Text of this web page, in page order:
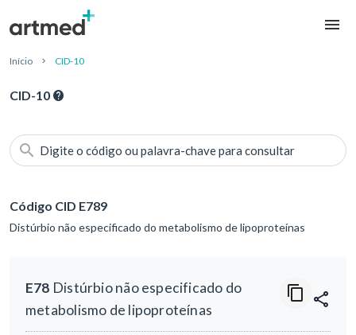
Início CID-10
CID-10
Digite o código ou palavra-chave para consultar
Código CID E789
Distúrbio não especificado do metabolismo de lipoproteínas
E78 Distúrbio não especificado do
metabolismo de lipoproteínas